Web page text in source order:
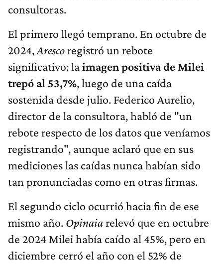
consultoras.
El primero llegó temprano. En octubre de
2024,Arescoregistró un rebote
significativo: laimagen positiva de Milei
trepó al 53,7%, luego de una caída
sostenida desde julio. Federico Aurelio,
director de la consultora, habló de "un
rebote respecto de los datos que veníamos
registrando", aunque aclaró que en sus
mediciones las caídas nunca habían sido
tan pronunciadas como en otras firmas.
El segundo ciclo ocurrió hacia fin de ese
mismo año. Opinaiarelevó que en octubre
de 2024 Milei había caído al 45%, pero en
diciembre cerró el año con el 52% de